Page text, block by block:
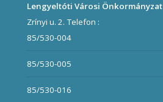
Lengyeltóti Városi Önkormányzat
Zrínyi u. 2. Telefon :
85/530-004
85/530-005
85/530-016